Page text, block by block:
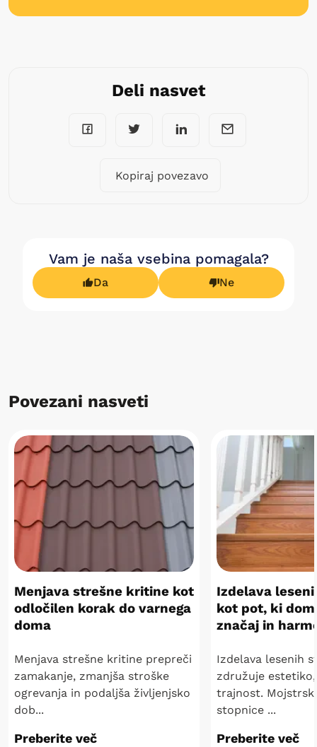
Deli nasvet
Kopiraj povezavo
Vam je naša vsebina pomagala?
Da Ne
Povezani nasveti
Menjava strešne kritine kot
odločilen korak do varnega
doma
Menjava strešne kritine prepreči
zamakanje, zmanjša stroške
ogrevanja in podaljša življenjsko
dob...
Preberite več
Izdelava
kot pot, ki
značaj in
Izdelava lesenih
združuje
trajnost.
stopnice ...
Preberite več